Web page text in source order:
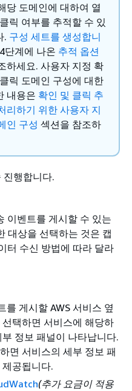
당 도메인에 대하여 열
릭 여부를 추적할 수 있
. 구성 세트를 생성합니
단계에 나온 추적 옵션
하세요. 사용자 지정 확
릭 도메인 구성에 대한
내용은 확인 및 클릭 추
리하기 위한 사용자 지
인 구성 섹션을 참조하
진행합니다.
이벤트를 게시할 수 있는
대상을 선택하는 것은 캡
터 수신 방법에 따라 달라
를 게시할 AWS 서비스 옆
택하면 서비스에 해당하
정보 패널이 나타납니다.
면 서비스의 세부 정보 패
공됩니다.
(추가 요금이 적용